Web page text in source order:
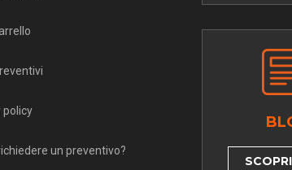
policy
un preventivo?